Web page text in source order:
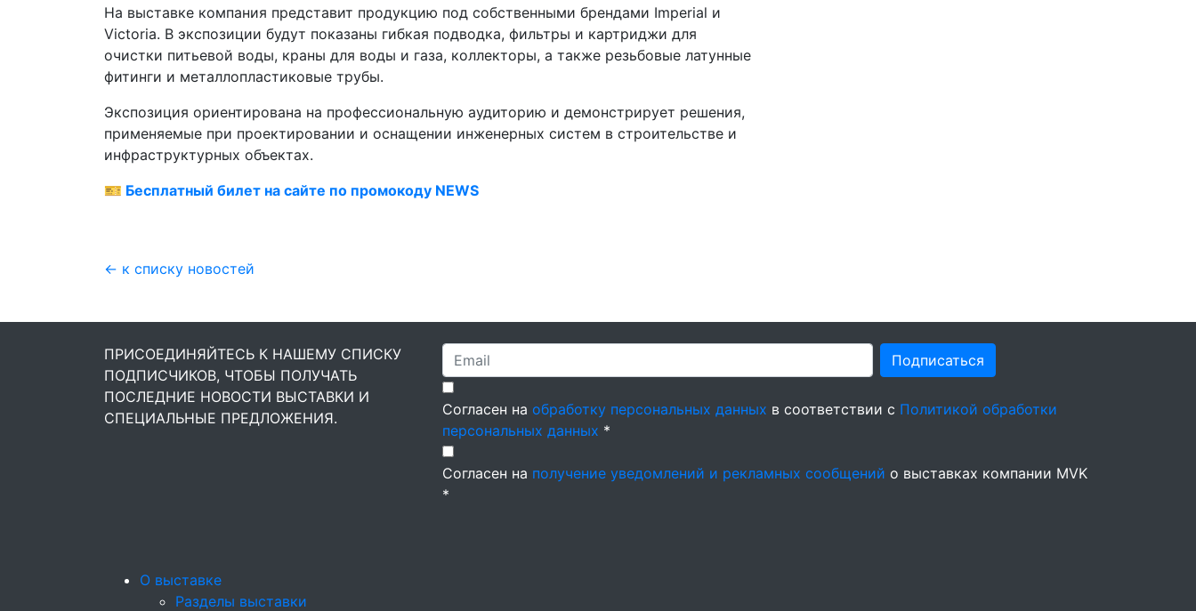
На выставке компания представит продукцию под собственными брендами Imperial и
Victoria. В экспозиции будут показаны гибкая подводка, фильтры и картриджи для
очистки питьевой воды, краны для воды и газа, коллекторы, а также резьбовые латунные
фитинги и металлопластиковые трубы.
Экспозиция ориентирована на профессиональную аудиторию и демонстрирует решения,
применяемые при проектировании и оснащении инженерных систем в строительстве и
инфраструктурных объектах.
🎫 Бесплатный билет на сайте по промокоду NEWS
← к списку новостей
ПРИСОЕДИНЯЙТЕСЬ К НАШЕМУ СПИСКУ
ПОДПИСЧИКОВ, ЧТОБЫ ПОЛУЧАТЬ
ПОСЛЕДНИЕ НОВОСТИ ВЫСТАВКИ И
СПЕЦИАЛЬНЫЕ ПРЕДЛОЖЕНИЯ.
Подписаться
Согласен на обработку персональных данных в соответствии с Политикой обработки
персональных данных *
Согласен на получение уведомлений и рекламных сообщений о выставках компании MVK
*
О выставке
Разделы выставки